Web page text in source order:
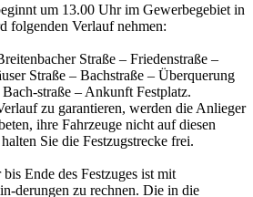
um 13.00 Uhr im Gewerbegebiet in
folgenden Verlauf nehmen:
Straße – Friedenstraße –
Straße – Bachstraße – Überquerung
straße – Ankunft Festplatz.
zu garantieren, werden die Anlieger
ihre Fahrzeuge nicht auf diesen
Sie die Festzugstrecke frei.
Ende des Festzuges ist mit
derungen zu rechnen. Die in die